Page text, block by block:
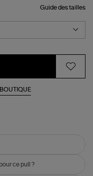
Guide des tailles
ce pull ?